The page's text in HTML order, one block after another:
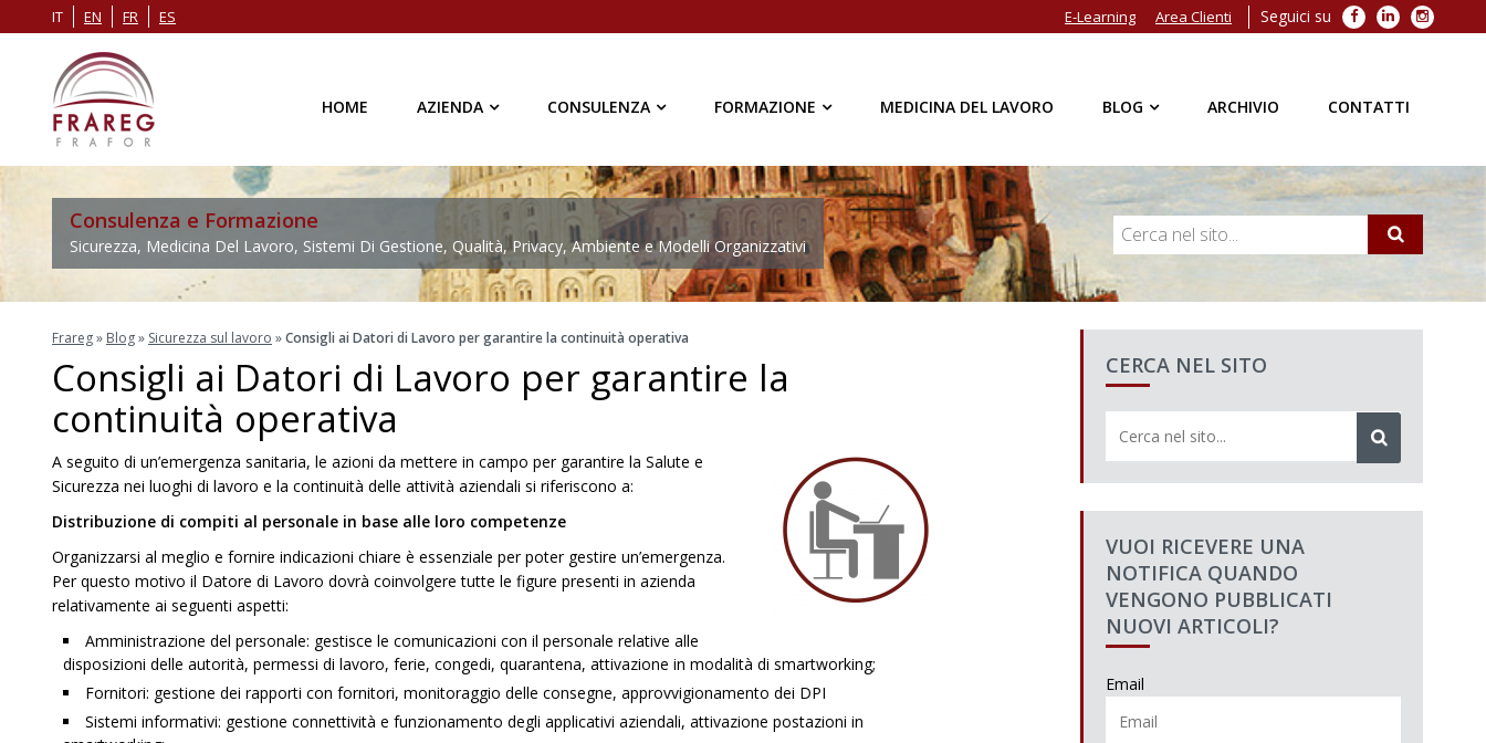
IT EN FR ES Seguici su Facebook
LinkedIn
E-Learning Area Clienti
HOME AZIENDA CONSULENZA FORMAZIONE MEDICINA DEL LAVORO BLOG ARCHIVIO CONTATTI
Consulenza e Formazione
Sicurezza, Medicina Del Lavoro, Sistemi Di Gestione, Qualità, Privacy, Ambiente e Modelli Organizzativi
Frareg» Blog» Sicurezza sul lavoro »Consigli ai Datori di Lavoro per garantire la continuità operativa
Consigli ai Datori di Lavoro per garantire la
continuità operativa
A seguito di un’emergenza sanitaria, le azioni da mettere in campo per garantire la Salute e
Sicurezza nei luoghi di lavoro e la continuità delle attività aziendali si riferiscono a:
Distribuzione di compiti al personale in base alle loro competenze
Organizzarsi al meglio e fornire indicazioni chiare è essenziale per poter gestire un’emergenza.
Per questo motivo il Datore di Lavoro dovrà coinvolgere tutte le figure presenti in azienda
relativamente ai seguenti aspetti:
Amministrazione del personale: gestisce le comunicazioni con il personale relative alle
disposizioni delle autorità, permessi di lavoro, ferie, congedi, quarantena, attivazione in modalità di smartworking;
Fornitori: gestione dei rapporti con fornitori, monitoraggio delle consegne, approvvigionamento dei DPI
Sistemi informativi: gestione connettività e funzionamento degli applicativi aziendali, attivazione postazioni in
CERCA NEL SITO
VUOI RICEVERE UNA
NOTIFICA QUANDO
VENGONO PUBBLICATI
NUOVI ARTICOLI?
Email